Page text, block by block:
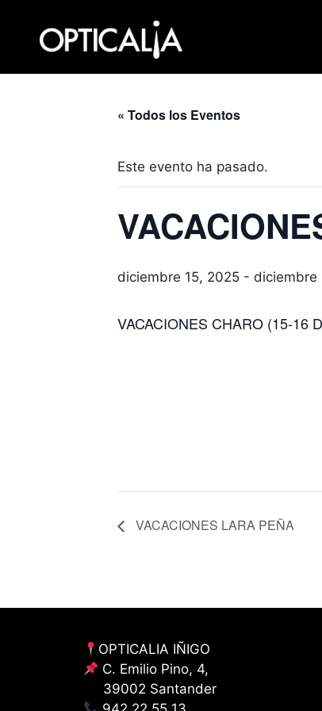
contenido
« Todos los Eventos
Este evento ha pasado.
diciembre 15, 2025 - diciembre
VACACIONES CHARO (15-16
VACACIONES LARA PEÑA
OPTICALIA IÑIGO
C. Emilio Pino, 4,
39002 Santander